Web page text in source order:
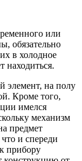
или
обязательно
в холодное
находиться.
элемент, на полу
Кроме того,
имелся
механизм
предмет
и спереди
прибору